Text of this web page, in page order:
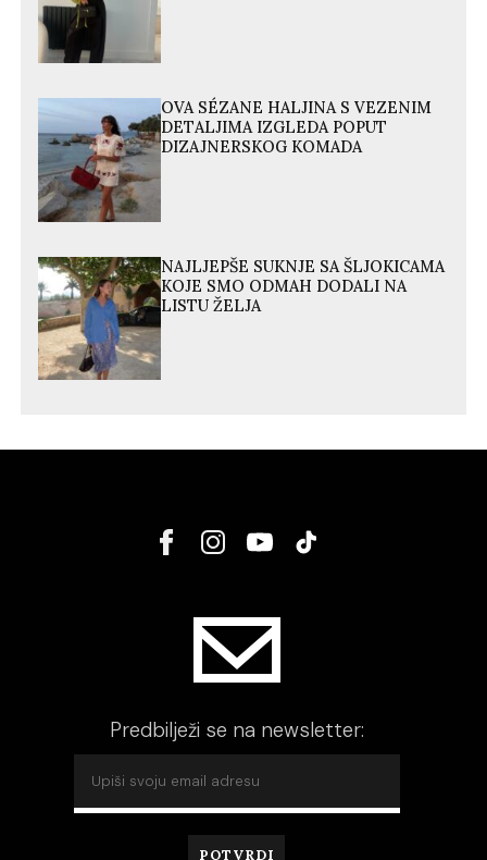
OVA SÉZANE HALJINA S VEZENIM
DETALJIMA IZGLEDA POPUT
DIZAJNERSKOG KOMADA
NAJLJEPŠE SUKNJE SA ŠLJOKICAMA
KOJE SMO ODMAH DODALI NA
LISTU ŽELJA
Predbilježi se na newsletter: